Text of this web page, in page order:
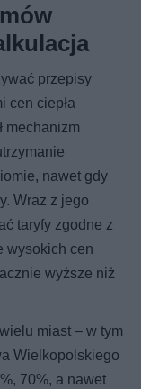
przepisy
cen ciepła
mechanizm
nawet gdy
Wraz z jego
taryfy zgodne z
wysokich cen
wyższe niż
miast – w tym
Wielkopolskiego
70%, a nawet